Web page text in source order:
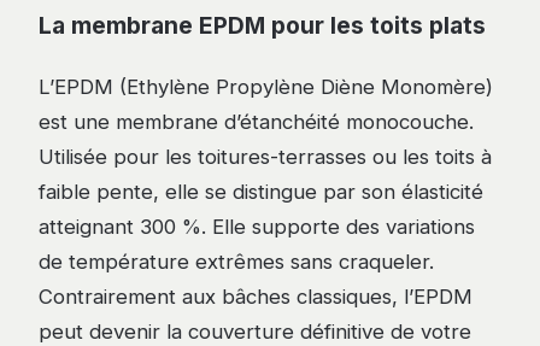
La membrane EPDM pour les toits plats
L’EPDM (Ethylène Propylène Diène Monomère)
est une membrane d’étanchéité monocouche.
Utilisée pour les toitures-terrasses ou les toits à
faible pente, elle se distingue par son élasticité
atteignant 300 %. Elle supporte des variations
de température extrêmes sans craqueler.
Contrairement aux bâches classiques, l’EPDM
peut devenir la couverture définitive de votre